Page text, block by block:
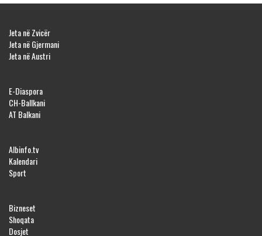
Jeta në Zvicër
Jeta në Gjermani
Jeta në Austri
E-Diaspora
CH-Ballkani
AT Balkani
Albinfo.tv
Kalendari
Sport
Bizneset
Shoqata
Dosjet